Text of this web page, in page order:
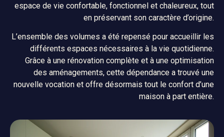
espace de vie confortable, fonctionnel et chaleureux, tout
en préservant son caractère d’origine.
L’ensemble des volumes a été repensé pour accueillir les
différents espaces nécessaires à la vie quotidienne.
Grâce à une rénovation complète et à une optimisation
des aménagements, cette dépendance a trouvé une
nouvelle vocation et offre désormais tout le confort d’une
maison à part entière.